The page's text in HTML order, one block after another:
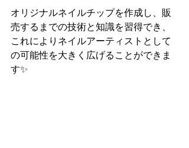
オリジナルネイルチップを作成し、販
売するまでの技術と知識を習得でき、
これによりネイルアーティストとして
の可能性を大きく広げることができま
す✨